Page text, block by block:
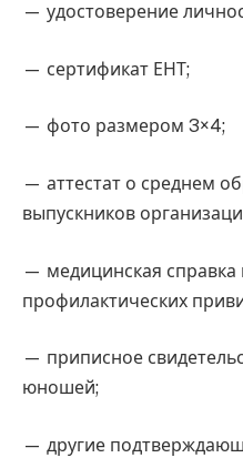
— удостоверение
— сертификат ЕНТ;
— фото размером 3×4;
— аттестат о среднем
выпускников
— медицинская
профилактических
— приписное
юношей;
— другие